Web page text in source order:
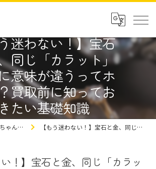
迷わない！】宝石
同じ「カラット」
意味が違うってホ
買取前に知ってお
きたい基礎知識
さんの豆知識ブログ 【もう迷わない！】宝石と金、同じ「カラット」なのに意味が違うってホント？買取前に知っておきたい基礎知識
い！】宝石と金、同じ「カラッ